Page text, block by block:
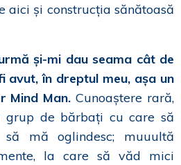
aici și construcția sănătoasă
și-mi dau seama cât de
în dreptul meu, așa un
Mind Man. Cunoaștere rară,
grup de bărbați cu care să
mă oglindesc; muuultă
la care să văd mici